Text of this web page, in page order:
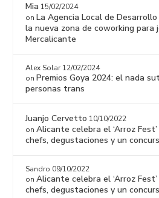
Mia 15/02/2024
onLa Agencia Local de
la nueva zona de coworking para
Mercalicante
Alex Solar 12/02/2024
onPremios Goya 2024: el nada
personas trans
Juanjo Cervetto 10/10/2022
onAlicante celebra el ‘Arroz
chefs, degustaciones y un
Sandro 09/10/2022
onAlicante celebra el ‘Arroz
chefs, degustaciones y un